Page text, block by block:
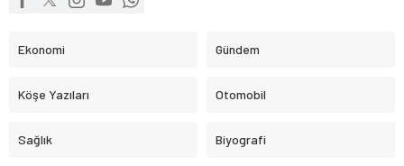
Ekonomi Gündem
Köşe Yazıları Otomobil
Sağlık Biyografi